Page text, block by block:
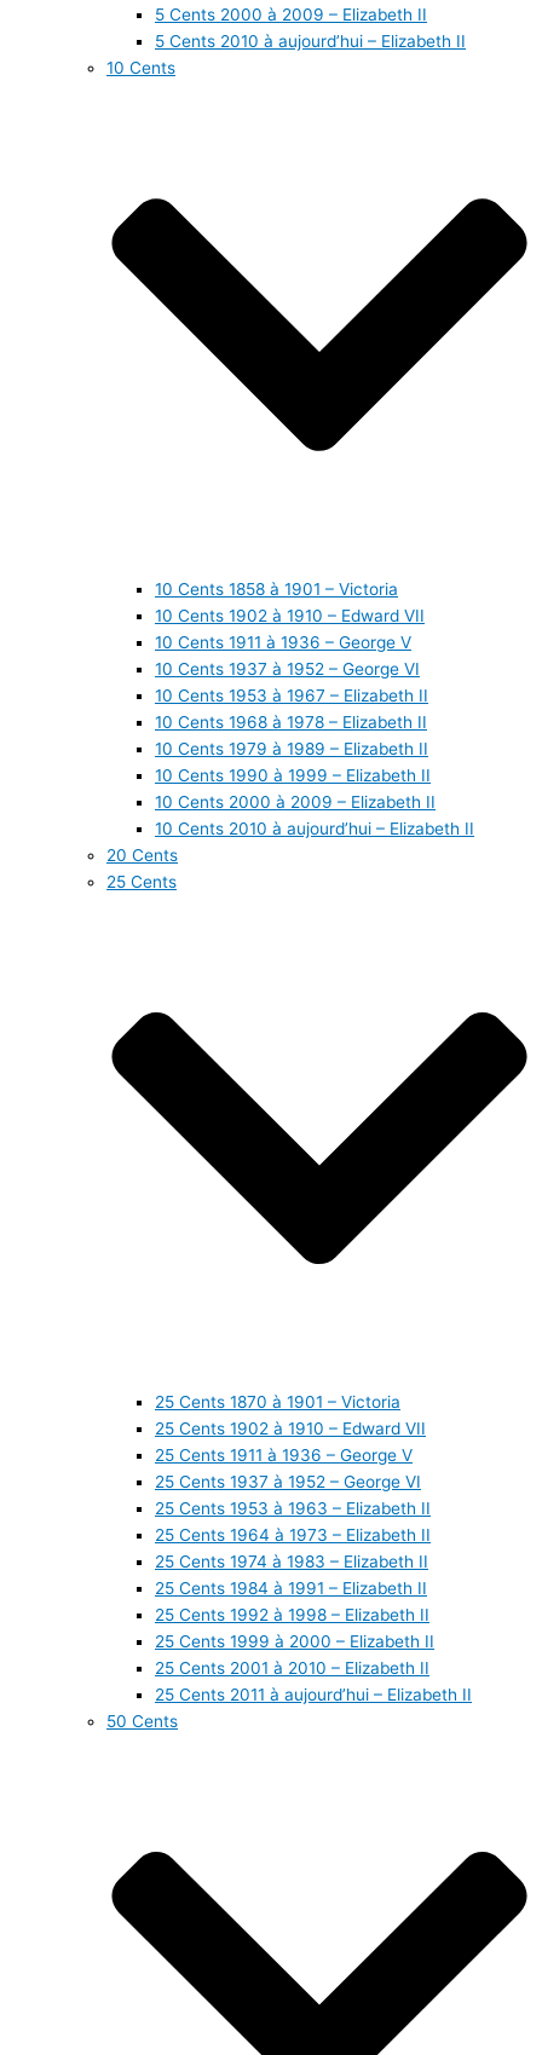
5 Cents 2000 à 2009 – Elizabeth II
5 Cents 2010 à aujourd’hui – Elizabeth II
10 Cents
10 Cents 1858 à 1901 – Victoria
10 Cents 1902 à 1910 – Edward VII
10 Cents 1911 à 1936 – George V
10 Cents 1937 à 1952 – George VI
10 Cents 1953 à 1967 – Elizabeth II
10 Cents 1968 à 1978 – Elizabeth II
10 Cents 1979 à 1989 – Elizabeth II
10 Cents 1990 à 1999 – Elizabeth II
10 Cents 2000 à 2009 – Elizabeth II
10 Cents 2010 à aujourd’hui – Elizabeth II
20 Cents
25 Cents
25 Cents 1870 à 1901 – Victoria
25 Cents 1902 à 1910 – Edward VII
25 Cents 1911 à 1936 – George V
25 Cents 1937 à 1952 – George VI
25 Cents 1953 à 1963 – Elizabeth II
25 Cents 1964 à 1973 – Elizabeth II
25 Cents 1974 à 1983 – Elizabeth II
25 Cents 1984 à 1991 – Elizabeth II
25 Cents 1992 à 1998 – Elizabeth II
25 Cents 1999 à 2000 – Elizabeth II
25 Cents 2001 à 2010 – Elizabeth II
25 Cents 2011 à aujourd’hui – Elizabeth II
50 Cents